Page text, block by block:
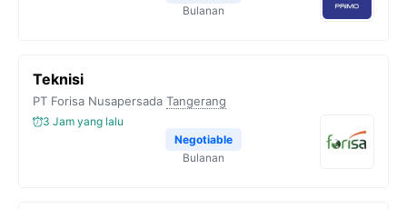
Bulanan
Teknisi
PT Forisa Nusapersada Tangerang
3 Jam yang lalu
Negotiable
Bulanan